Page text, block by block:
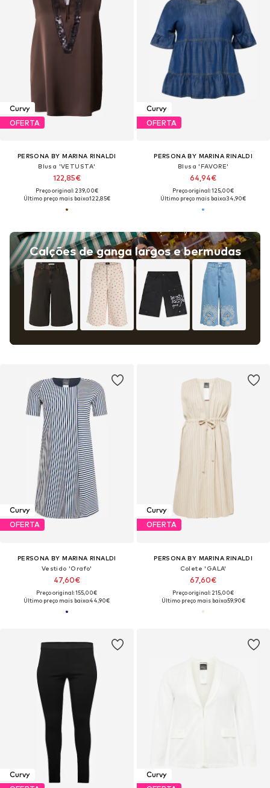
Curvy
OFERTA
PERSONA BY MARINA RINALDI
Blusa 'VETUSTA'
122,85€
Preço original: 239,00€
Último preço mais baixo:122,85€
Calções de ganga largos e bermudas
Curvy
OFERTA
PERSONA BY MARINA RINALDI
Blusa 'FAVORE'
64,94€
Preço original: 125,00€
Último preço mais baixo:34,90€
Curvy
OFERTA
PERSONA BY MARINA RINALDI
Vestido 'Orafo'
47,60€
Preço original: 155,00€
Último preço mais baixo:44,90€
Curvy
OFERTA
PERSONA BY MARINA RINALDI
Colete 'GALA'
67,60€
Preço original: 215,00€
Último preço mais baixo:59,90€
Curvy
Curvy